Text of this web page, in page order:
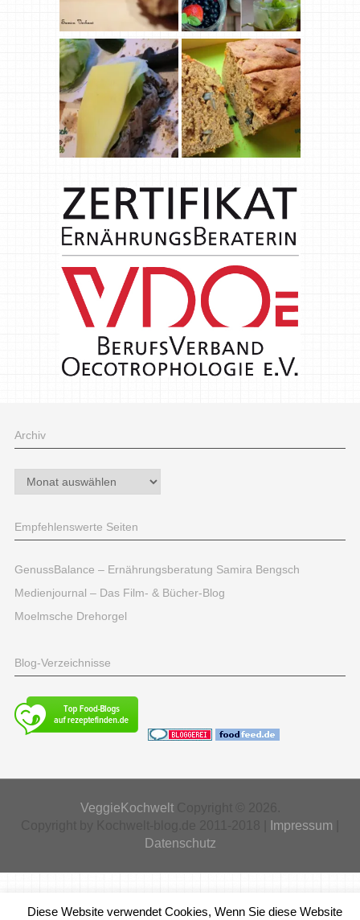
Archiv
Archiv
Empfehlenswerte Seiten
GenussBalance – Ernährungsberatung Samira Bengsch
Medienjournal – Das Film- & Bücher-Blog
Moelmsche Drehorgel
Blog-Verzeichnisse
VeggieKochweltCopyright © 2026.
Impressum
Datenschutz
Diese Website verwendet Cookies, Wenn Sie diese Website